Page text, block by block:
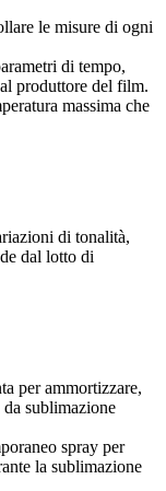
le misure di ogni
di tempo,
produttore del film.
massima che
di tonalità,
dal lotto di
per ammortizzare,
sublimazione
spray per
la sublimazione